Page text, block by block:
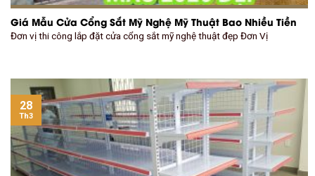
Giá Mẫu Cửa Cổng Sắt Mỹ Nghệ Mỹ Thuật Bao Nhiều Tiền
Đơn vị thi công lắp đặt cửa cổng sắt mỹ nghệ thuật đẹp Đơn Vị
28
Th3